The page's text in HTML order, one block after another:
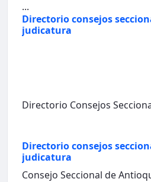
...
Directorio consejos
judicatura
Directorio Consejos
Directorio consejos
judicatura
Consejo Seccional de